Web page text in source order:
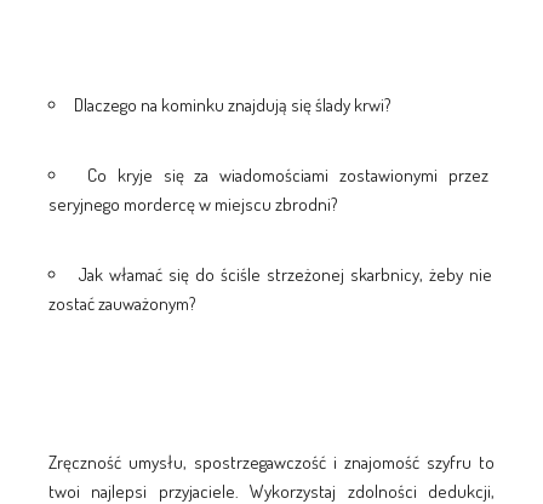
Dlaczego na kominku znajdują się ślady krwi?
Co kryje się za wiadomościami zostawionymi przez
seryjnego mordercę w miejscu zbrodni?
Jak włamać się do ściśle strzeżonej skarbnicy, żeby nie
zostać zauważonym?
Zręczność umysłu, spostrzegawczość i znajomość szyfru to
twoi najlepsi przyjaciele. Wykorzystaj zdolności dedukcji,